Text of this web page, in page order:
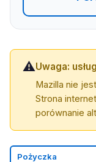
⚠️Uwaga:
Mazilla nie
Strona
porównanie
Pożyczka